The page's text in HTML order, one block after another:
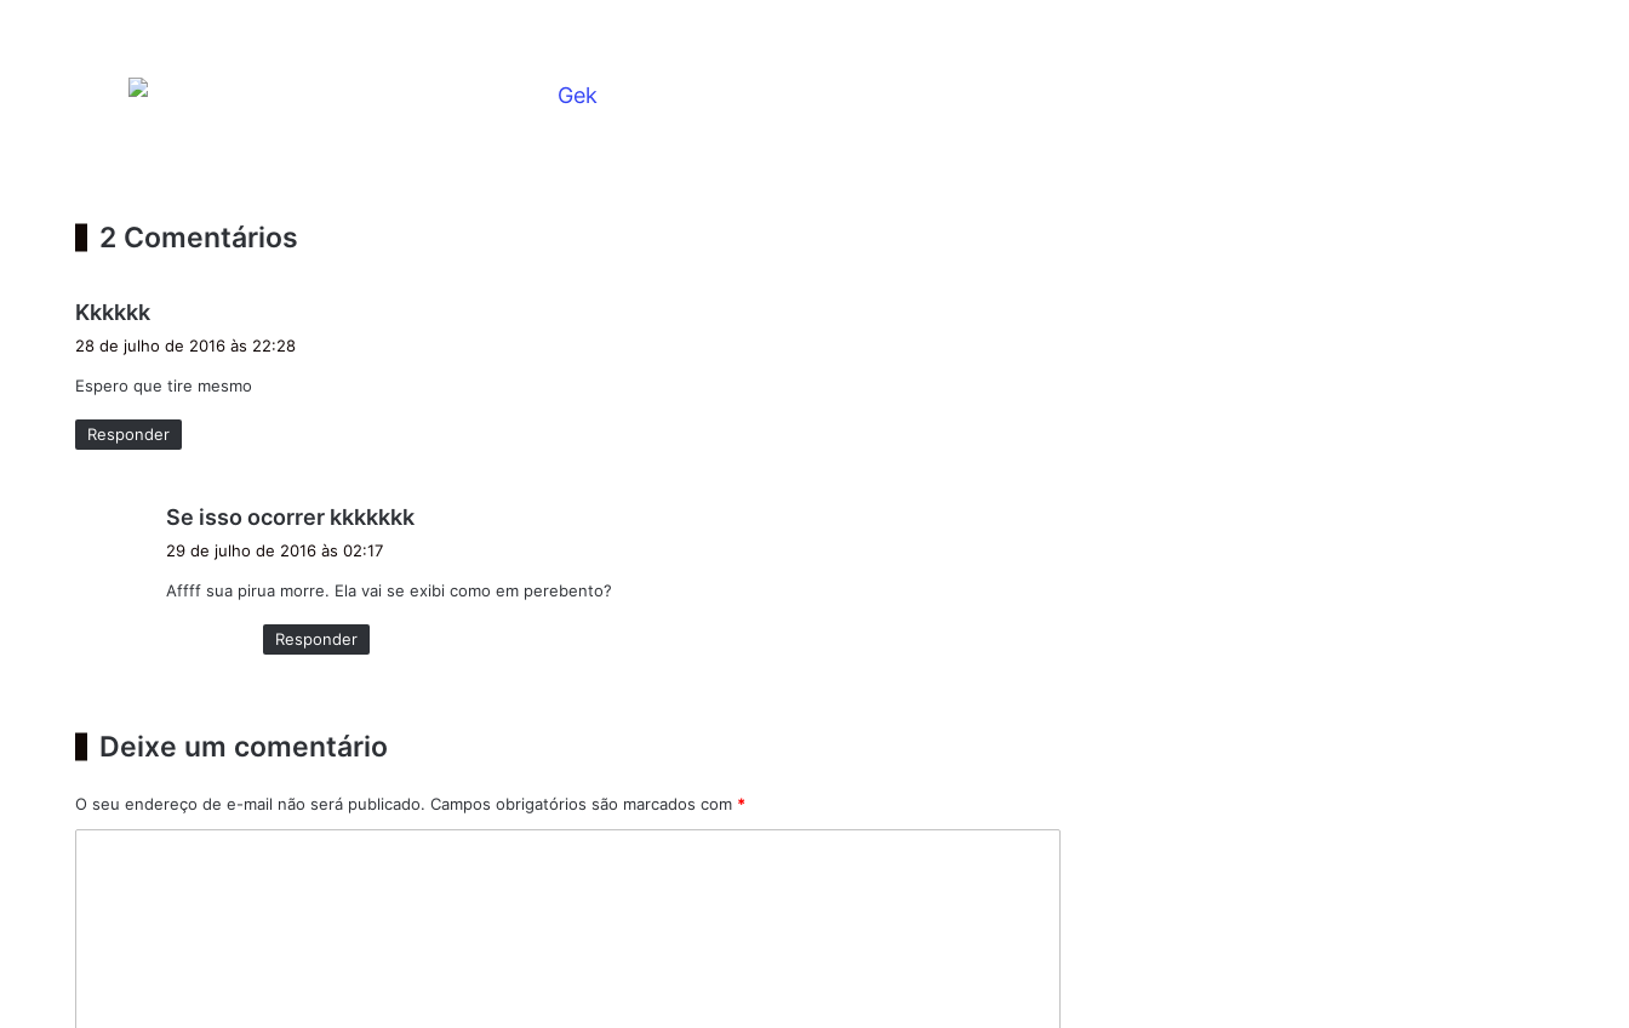
2 Comentários
Kkkkkk
s
e
:
28 de julho de 2016 às 22:28
Espero que tire mesmo
Responder
Se isso ocorrer kkkkkkk
s
29 de julho de 2016 às 02:17
Affff sua pirua morre. Ela vai se exibi como em perebento?
Responder
Deixe um comentário
O seu endereço de e-mail não será publicado. Campos obrigatórios são marcados com *